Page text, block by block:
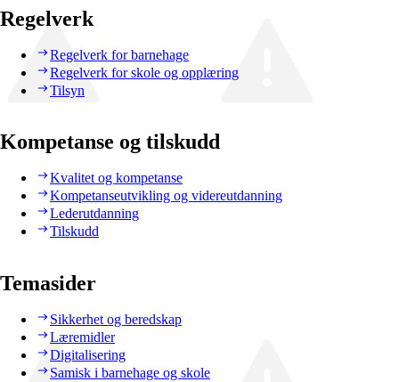
Regelverk
Regelverk for barnehage
Regelverk for skole og opplæring
Tilsyn
Kompetanse og tilskudd
Kvalitet og kompetanse
Kompetanseutvikling og videreutdanning
Lederutdanning
Tilskudd
Temasider
Sikkerhet og beredskap
Læremidler
Digitalisering
Samisk i barnehage og skole